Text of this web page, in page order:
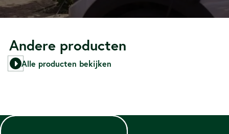
Andere producten
Alle producten bekijken